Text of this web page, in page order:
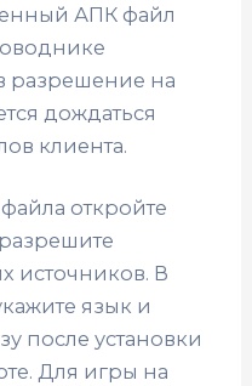
АПК файл
разрешение на
дождаться
клиента.
откройте
источников. В
язык и
после установки
Для игры на